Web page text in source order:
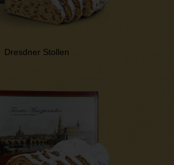
Dresdner Stollen